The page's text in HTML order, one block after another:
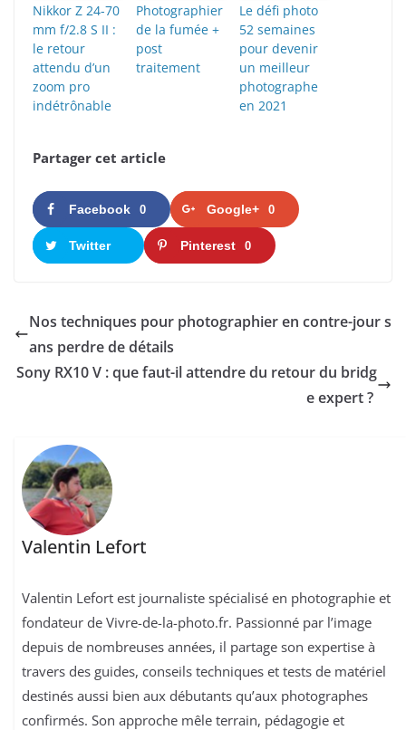
Nikkor Z 24-70
mm f/2.8 S II :
le retour
attendu d’un
zoom pro
indétrônable
Photographier
de la fumée +
post
traitement
Le défi photo
52 semaines
pour devenir
un meilleur
photographe
en 2021
Partager cet article
Facebook 0 Google+ 0
Twitter Pinterest 0
Nos techniques pour photographier en contre-jour s
ans perdre de détails
Sony RX10 V : que faut-il attendre du retour du bridg
e expert ?
Valentin Lefort
Valentin Lefort est journaliste spécialisé en photographie et
fondateur de Vivre-de-la-photo.fr. Passionné par l’image
depuis de nombreuses années, il partage son expertise à
travers des guides, conseils techniques et tests de matériel
destinés aussi bien aux débutants qu’aux photographes
confirmés. Son approche mêle terrain, pédagogie et